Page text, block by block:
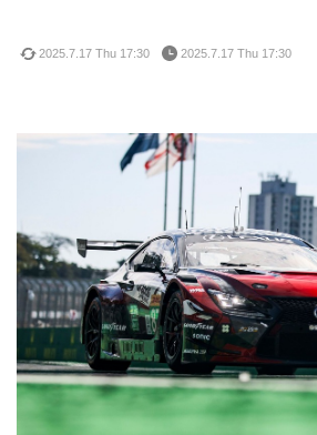
2025.7.17 Thu 17:30 2025.7.17 Thu 17:30